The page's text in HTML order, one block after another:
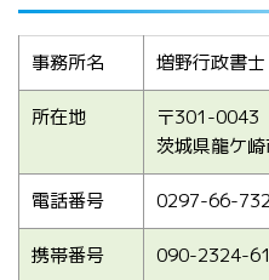
事務所名 増野行政書
所在地
〒301-0043
茨城県龍ケ
電話番号 0297-66-
携帯番号 090-2324-